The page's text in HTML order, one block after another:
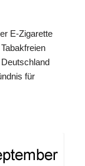
E-Zigarette
für